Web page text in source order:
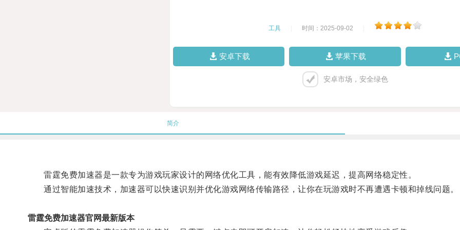
工具 时间：2025-09-02
安卓下载 苹果下载
安卓市场，安全绿色
简介
雷霆免费加速器是一款专为游戏玩家设计的网络优化工具，能有效降低游戏延迟，提高网络稳定性。
通过智能加速技术，加速器可以快速识别并优化游戏网络传输路径，让你在玩游戏时不再遭遇卡顿和掉线问题。
雷霆免费加速器官网最新版本